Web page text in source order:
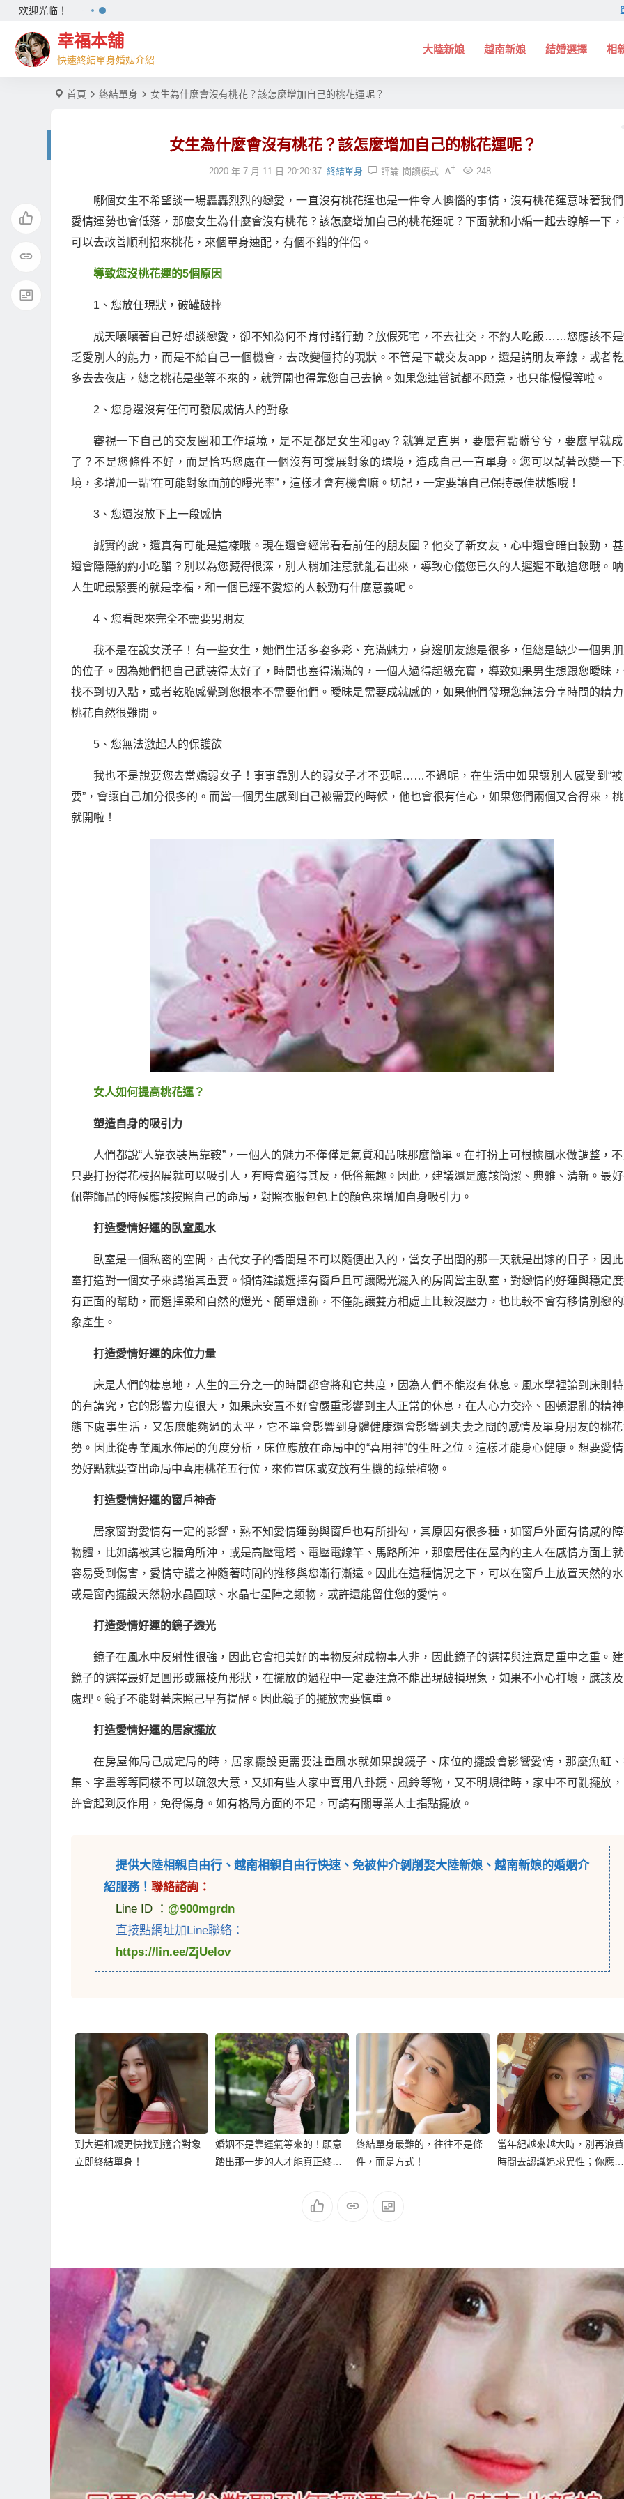
欢迎光临！
幸福本舖
快速終結單身婚姻介紹
大陸新娘 越南新娘 結婚選擇 相
首頁 終結單身 女生為什麼會沒有桃花？該怎麼增加自己的桃花運呢？
女生為什麼會沒有桃花？該怎麼增加自己的桃花運呢？
2020 年 7 月 11 日 20:20:37 終結單身 評論 248
閱讀模式
哪個女生不希望談一場轟轟烈烈的戀愛，一直沒有桃花運也是一件令人懊惱的事情，沒有桃花運意味著我
愛情運勢也會低落，那麼女生為什麼會沒有桃花？該怎麼增加自己的桃花運呢？下面就和小編一起去瞭解一下
可以去改善順利招來桃花，來個單身速配，有個不錯的伴侶。
導致您沒桃花運的5個原因
1、您放任現狀，破罐破摔
成天嚷嚷著自己好想談戀愛，卻不知為何不肯付諸行動？放假死宅，不去社交，不約人吃飯……您應該不
乏愛別人的能力，而是不給自己一個機會，去改變僵持的現狀。不管是下載交友app，還是請朋友牽線，或者
多去去夜店，總之桃花是坐等不來的，就算開也得靠您自己去摘。如果您連嘗試都不願意，也只能慢慢等啦。
2、您身邊沒有任何可發展成情人的對象
審視一下自己的交友圈和工作環境，是不是都是女生和gay？就算是直男，要麼有點髒兮兮，要麼早就
了？不是您條件不好，而是恰巧您處在一個沒有可發展對象的環境，造成自己一直單身。您可以試著改變一
境，多增加一點“在可能對象面前的曝光率”，這樣才會有機會嘛。切記，一定要讓自己保持最佳狀態哦！
3、您還沒放下上一段感情
誠實的說，還真有可能是這樣哦。現在還會經常看看前任的朋友圈？他交了新女友，心中還會暗自較勁，
還會隱隱約約小吃醋？別以為您藏得很深，別人稍加注意就能看出來，導致心儀您已久的人遲遲不敢追您哦。
人生呢最緊要的就是幸福，和一個已經不愛您的人較勁有什麼意義呢。
4、您看起來完全不需要男朋友
我不是在說女漢子！有一些女生，她們生活多姿多彩、充滿魅力，身邊朋友總是很多，但總是缺少一個男
的位子。因為她們把自己武裝得太好了，時間也塞得滿滿的，一個人過得超級充實，導致如果男生想跟您曖昧
找不到切入點，或者乾脆感覺到您根本不需要他們。曖昧是需要成就感的，如果他們發現您無法分享時間的精
桃花自然很難開。
5、您無法激起人的保護欲
我也不是說要您去當嬌弱女子！事事靠別人的弱女子才不要呢……不過呢，在生活中如果讓別人感受到“
要”，會讓自己加分很多的。而當一個男生感到自己被需要的時候，他也會很有信心，如果您們兩個又合得來，
就開啦！
女人如何提高桃花運？
塑造自身的吸引力
人們都說“人靠衣裝馬靠鞍”，一個人的魅力不僅僅是氣質和品味那麼簡單。在打扮上可根據風水做調整，
只要打扮得花枝招展就可以吸引人，有時會適得其反，低俗無趣。因此，建議還是應該簡潔、典雅、清新。最
佩帶飾品的時候應該按照自己的命局，對照衣服包包上的顏色來增加自身吸引力。
打造愛情好運的臥室風水
臥室是一個私密的空間，古代女子的香閨是不可以隨便出入的，當女子出閨的那一天就是出嫁的日子，因
室打造對一個女子來講猶其重要。傾情建議選擇有窗戶且可讓陽光灑入的房間當主臥室，對戀情的好運與穩定
有正面的幫助，而選擇柔和自然的燈光、簡單燈飾，不僅能讓雙方相處上比較沒壓力，也比較不會有移情別戀
象產生。
打造愛情好運的床位力量
床是人們的棲息地，人生的三分之一的時間都會將和它共度，因為人們不能沒有休息。風水學裡論到床則
的有講究，它的影響力度很大，如果床安置不好會嚴重影響到主人正常的休息，在人心力交瘁、困頓混亂的精
態下處事生活，又怎麼能夠過的太平，它不單會影響到身體健康還會影響到夫妻之間的感情及單身朋友的桃
勢。因此從專業風水佈局的角度分析，床位應放在命局中的“喜用神”的生旺之位。這樣才能身心健康。想要愛
勢好點就要查出命局中喜用桃花五行位，來佈置床或安放有生機的綠葉植物。
打造愛情好運的窗戶神奇
居家窗對愛情有一定的影響，熟不知愛情運勢與窗戶也有所掛勾，其原因有很多種，如窗戶外面有情感的
物體，比如講被其它牆角所沖，或是高壓電塔、電壓電線竿、馬路所沖，那麼居住在屋內的主人在感情方面上
容易受到傷害，愛情守護之神隨著時間的推移與您漸行漸遠。因此在這種情況之下，可以在窗戶上放置天然的
或是窗內擺設天然粉水晶圓球、水晶七星陣之類物，或許還能留住您的愛情。
打造愛情好運的鏡子透光
鏡子在風水中反射性很強，因此它會把美好的事物反射成物事人非，因此鏡子的選擇與注意是重中之重。
鏡子的選擇最好是圓形或無棱角形狀，在擺放的過程中一定要注意不能出現破損現象，如果不小心打壞，應該
處理。鏡子不能對著床照己早有提醒。因此鏡子的擺放需要慎重。
打造愛情好運的居家擺放
在房屋佈局己成定局的時，居家擺設更需要注重風水就如果說鏡子、床位的擺設會影響愛情，那麼魚缸
集、字畫等等同樣不可以疏忽大意，又如有些人家中喜用八卦鏡、風鈴等物，又不明規律時，家中不可亂擺放
許會起到反作用，免得傷身。如有格局方面的不足，可請有關專業人士指點擺放。
提供大陸相親自由行 、越南相親自由行快速、免被仲介剝削娶大陸新娘、越南新娘的婚姻介
紹服務！聯絡諮詢：
Line ID ： @900mgrdn
直接點網址加Line聯絡：
https://lin.ee/ZjUelov
到大連相親更快找到適合對象
立即終結單身！
婚姻不是靠運氣等來的！願意
踏出那一步的人才能真正終結
終結單身最難的，往往不是條
件，而是方式！
當年紀越來越大時，別再浪費
時間去認識追求異性；你應該